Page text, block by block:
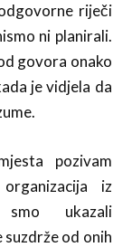
riječi
ni planirali.
govora onako
je vidjela da
pozivam
iz
smo ukazali
od onih